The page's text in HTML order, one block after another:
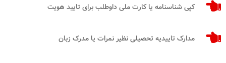
کپی شناسنامه یا کارت ملی داوطلب برای تایید هویت
مدارک تاییدیه تحصیلی نظیر نمرات یا مدرک زبان